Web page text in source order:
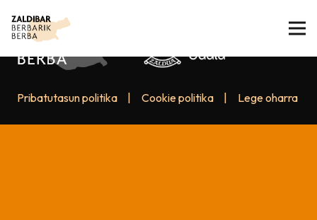
Pribatutasun politika Cookie politika Lege oharra